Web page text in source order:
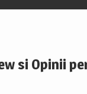
si Opinii